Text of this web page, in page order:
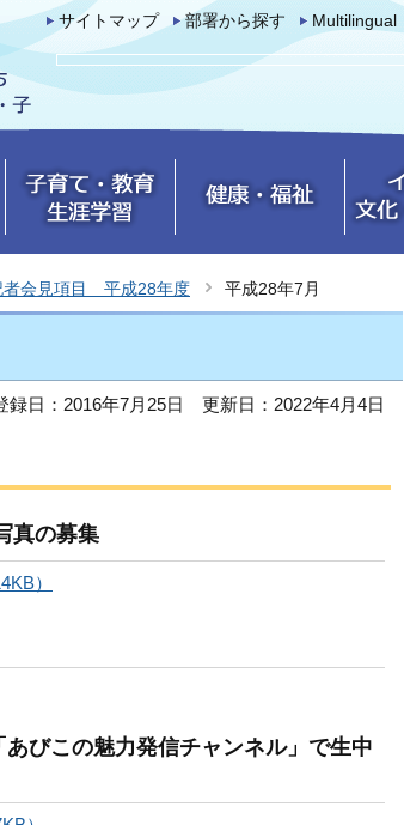
サイトマップ 部署から探す Multilingual
者会見項目 平成28年度 平成28年7月
録日：2016年7月25日 更新日：2022年4月4日
真の募集
）
びこの魅力発信チャンネル」で生中